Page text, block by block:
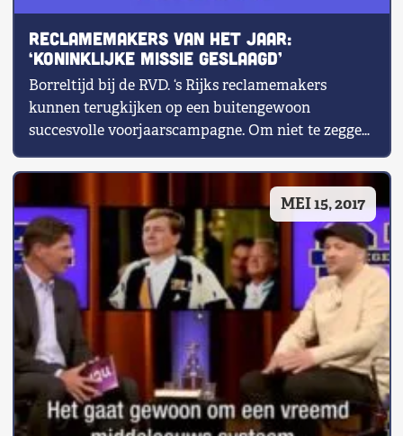
Shop
Contact
Voor leden
Word Lid
Reclamemakers van het jaar:
‘koninklijke missie geslaagd’
Borreltijd bij de RVD. ‘s Rijks reclamemakers
kunnen terugkijken op een buitengewoon
succesvolle voorjaarscampagne. Om niet te zeggen:
een zware bevalling. […]
MEI 15, 2017